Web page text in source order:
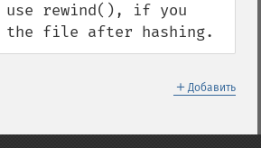
rewind(), if you
the file after hashing.
＋ Добавить